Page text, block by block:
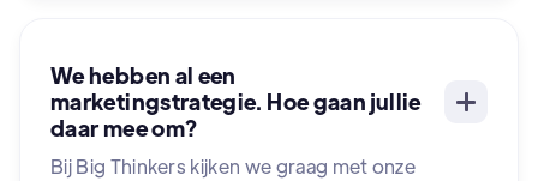
We hebben al een
marketingstrategie. Hoe gaan jullie
daar mee om?
Bij Big Thinkers kijken we graag met onze